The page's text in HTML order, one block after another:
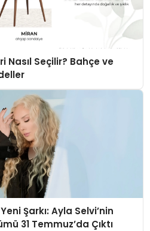
Nasıl Seçilir? Bahçe ve
Şarkı: Ayla Selvi’nin
31 Temmuz’da Çıktı